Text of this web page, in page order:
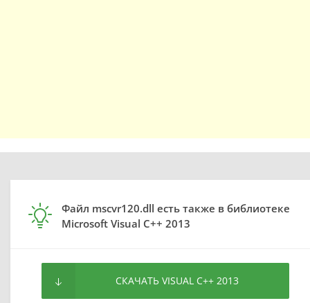
Файл mscvr120.dll есть также в библиотеке
Microsoft Visual C++ 2013
СКАЧАТЬ VISUAL C++ 2013